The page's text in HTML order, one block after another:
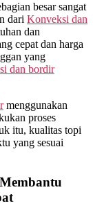
besar sangat
dari Konveksi dan
dan
cepat dan harga
yang
dan bordir
menggunakan
proses
itu, kualitas topi
yang sesuai
Membantu